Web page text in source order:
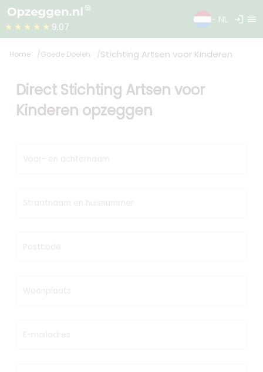
★★★★★ 9.07
- NL login menu
Home Goede Doelen Stichting Artsen voor Kinderen
Direct Stichting Artsen voor
Kinderen opzeggen
Voor- en achternaam
Straatnaam en huisnummer
Postcode
Woonplaats
E-mailadres